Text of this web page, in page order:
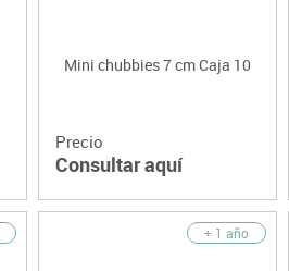
Mini chubbies 7 cm Caja 10
Precio
Consultar aquí
+ 1 año